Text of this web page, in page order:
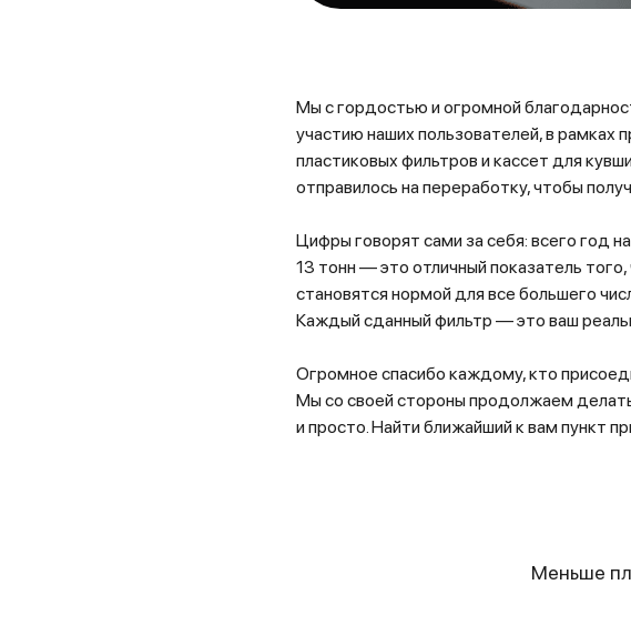
Мы с гордостью и огромной
участию наших пользователей, в рамках
пластиковых фильтров и кассет для
отправилось на переработку, чтобы
Цифры говорят сами за себя: всего год
13 тонн — это отличный показатель
становятся нормой для все большего
Каждый сданный фильтр — это ваш
Огромное спасибо каждому, кто
Мы со своей стороны продолжаем
и просто. Найти ближайший к вам пункт
Меньше